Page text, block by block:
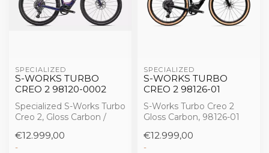
SPECIALIZED
S-WORKS TURBO
CREO 2 98120-0002
Specialized S-Works Turbo
Creo 2, Gloss Carbon /
Sati...
€12.999,00
-
SPECIALIZED
S-WORKS TURBO
CREO 2 98126-01
S-Works Turbo Creo 2
Gloss Carbon, 98126-01
€12.999,00
-